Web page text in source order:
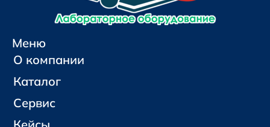
Меню
О компании
Каталог
Сервис